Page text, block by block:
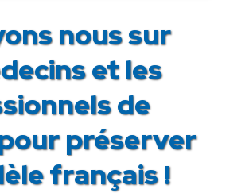
nous sur
et les
de
préserver
français !